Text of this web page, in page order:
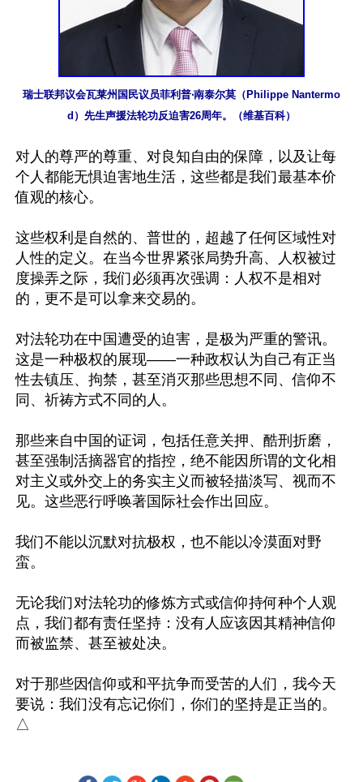
瑞士联邦议会瓦莱州国民议员菲利普‧南泰尔莫（Philippe Nantermo
d）先生声援法轮功反迫害26周年。（维基百科）
对人的尊严的尊重、对良知自由的保障，以及让每
个人都能无惧迫害地生活，这些都是我们最基本价
值观的核心。
这些权利是自然的、普世的，超越了任何区域性对
人性的定义。在当今世界紧张局势升高、人权被过
度操弄之际，我们必须再次强调：人权不是相对
的，更不是可以拿来交易的。
对法轮功在中国遭受的迫害，是极为严重的警讯。
这是一种极权的展现——一种政权认为自己有正当
性去镇压、拘禁，甚至消灭那些思想不同、信仰不
同、祈祷方式不同的人。
那些来自中国的证词，包括任意关押、酷刑折磨，
甚至强制活摘器官的指控，绝不能因所谓的文化相
对主义或外交上的务实主义而被轻描淡写、视而不
见。这些恶行呼唤著国际社会作出回应。
我们不能以沉默对抗极权，也不能以冷漠面对野
蛮。
无论我们对法轮功的修炼方式或信仰持何种个人观
点，我们都有责任坚持：没有人应该因其精神信仰
而被监禁、甚至被处决。
对于那些因信仰或和平抗争而受苦的人们，我今天
要说：我们没有忘记你们，你们的坚持是正当的。